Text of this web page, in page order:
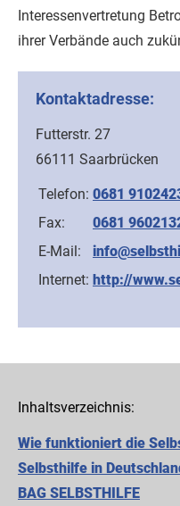
Interessenvertretung
ihrer Verbände auch
Kontaktadresse:
Futterstr. 27
66111 Saarbrücken
Telefon: 0681
Fax:
0681
E-Mail:
Internet: http://
Inhaltsverzeichnis:
Wie funktioniert die
Selbsthilfe in
BAG SELBSTHILFE